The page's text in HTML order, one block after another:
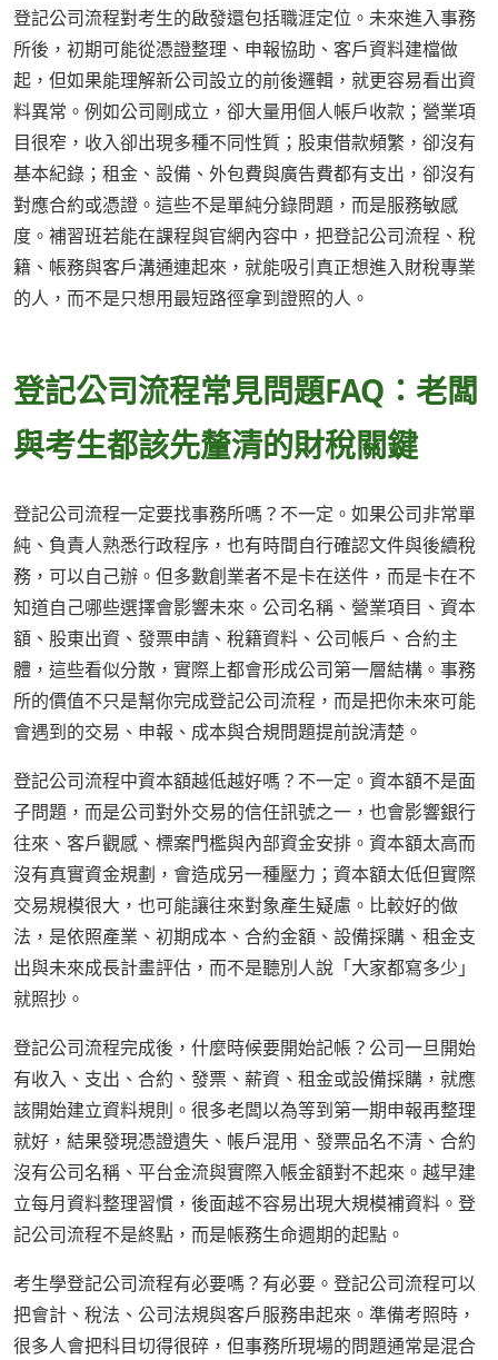
登記公司流程對考生的啟發還包括職涯定位。未來進入事務
所後，初期可能從憑證整理、申報協助、客戶資料建檔做
起，但如果能理解新公司設立的前後邏輯，就更容易看出資
料異常。例如公司剛成立，卻大量用個人帳戶收款；營業項
目很窄，收入卻出現多種不同性質；股東借款頻繁，卻沒有
基本紀錄；租金、設備、外包費與廣告費都有支出，卻沒有
對應合約或憑證。這些不是單純分錄問題，而是服務敏感
度。補習班若能在課程與官網內容中，把登記公司流程、稅
籍、帳務與客戶溝通連起來，就能吸引真正想進入財稅專業
的人，而不是只想用最短路徑拿到證照的人。
登記公司流程常見問題FAQ：老闆
與考生都該先釐清的財稅關鍵
登記公司流程一定要找事務所嗎？不一定。如果公司非常單
純、負責人熟悉行政程序，也有時間自行確認文件與後續稅
務，可以自己辦。但多數創業者不是卡在送件，而是卡在不
知道自己哪些選擇會影響未來。公司名稱、營業項目、資本
額、股東出資、發票申請、稅籍資料、公司帳戶、合約主
體，這些看似分散，實際上都會形成公司第一層結構。事務
所的價值不只是幫你完成登記公司流程，而是把你未來可能
會遇到的交易、申報、成本與合規問題提前說清楚。
登記公司流程中資本額越低越好嗎？不一定。資本額不是面
子問題，而是公司對外交易的信任訊號之一，也會影響銀行
往來、客戶觀感、標案門檻與內部資金安排。資本額太高而
沒有真實資金規劃，會造成另一種壓力；資本額太低但實際
交易規模很大，也可能讓往來對象產生疑慮。比較好的做
法，是依照產業、初期成本、合約金額、設備採購、租金支
出與未來成長計畫評估，而不是聽別人說「大家都寫多少」
就照抄。
登記公司流程完成後，什麼時候要開始記帳？公司一旦開始
有收入、支出、合約、發票、薪資、租金或設備採購，就應
該開始建立資料規則。很多老闆以為等到第一期申報再整理
就好，結果發現憑證遺失、帳戶混用、發票品名不清、合約
沒有公司名稱、平台金流與實際入帳金額對不起來。越早建
立每月資料整理習慣，後面越不容易出現大規模補資料。登
記公司流程不是終點，而是帳務生命週期的起點。
考生學登記公司流程有必要嗎？有必要。登記公司流程可以
把會計、稅法、公司法規與客戶服務串起來。準備考照時，
很多人會把科目切得很碎，但事務所現場的問題通常是混合